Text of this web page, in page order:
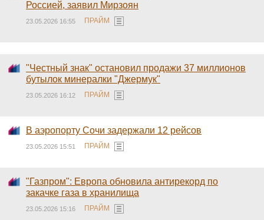
Россией, заявил Мирзоян
23.05.2026 16:55 ПРАЙМ
"Честный знак" остановил продажи 37 миллионов
бутылок минералки "Джермук"
23.05.2026 16:12 ПРАЙМ
В аэропорту Сочи задержали 12 рейсов
23.05.2026 15:51 ПРАЙМ
"Газпром": Европа обновила антирекорд по
закачке газа в хранилища
23.05.2026 15:16 ПРАЙМ